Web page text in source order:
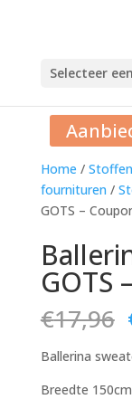
Selecteer
Home /
fournituren /
GOTS –
GOTS
€17,96
Ballerina
Breedte 150cm